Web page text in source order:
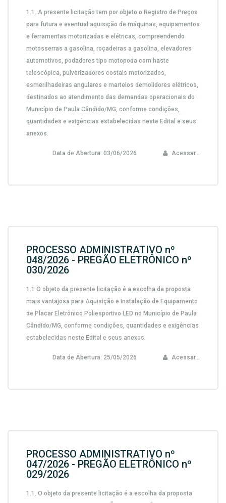
1.1. A presente licitação tem por objeto o Registro de Preços
para futura e eventual aquisição de máquinas, equipamentos
e ferramentas motorizadas e elétricas, compreendendo
motosserras a gasolina, roçadeiras a gasolina, elevadores
automotivos, podadores tipo motopoda com haste
telescópica, pulverizadores costais motorizados,
esmerilhadeiras angulares e martelos demolidores elétricos,
destinados ao atendimento das demandas operacionais do
Município de Paula Cândido/MG, conforme condições,
quantidades e exigências estabelecidas neste Edital e seus
anexos.
Data de Abertura: 03/06/2026 Acessar...
PROCESSO ADMINISTRATIVO nº
048/2026 - PREGÃO ELETRÔNICO nº
030/2026
1.1 O objeto da presente licitação é a escolha da proposta
mais vantajosa para Aquisição e Instalação de Equipamento
de Placar Eletrônico Poliesportivo LED no Município de Paula
Cândido/MG, conforme condições, quantidades e exigências
estabelecidas neste Edital e seus anexos.
Data de Abertura: 25/05/2026 Acessar...
PROCESSO ADMINISTRATIVO nº
047/2026 - PREGÃO ELETRÔNICO nº
029/2026
1.1. O objeto da presente licitação é a escolha da proposta